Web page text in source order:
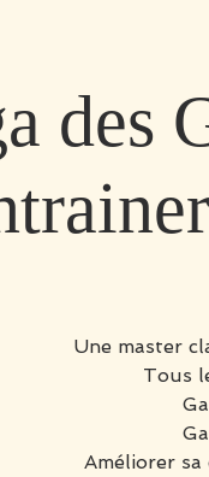
des
Une master
Tous
Améliorer